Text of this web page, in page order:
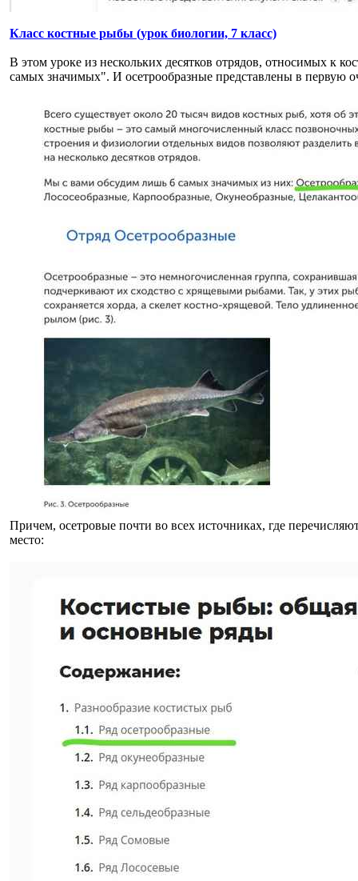
Класс костные рыбы (урок биологии, 7 класс)
В этом уроке из нескольких десятков отрядов, относимых к
самых значимых". И осетрообразные представлены в первую
Причем, осетровые почти во всех источниках, где
место: